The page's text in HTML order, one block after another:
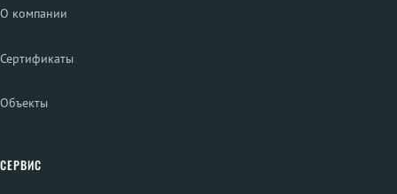
О компании
Сертификаты
Объекты
СЕРВИС